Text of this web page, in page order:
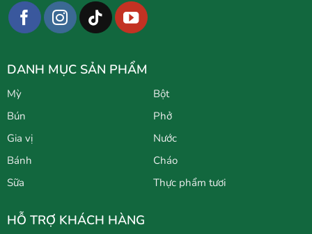
DANH MỤC SẢN PHẨM
Mỳ
Bột
Bún
Phở
Gia vị
Nước
Bánh
Cháo
Sữa
Thực phẩm tươi
HỖ TRỢ KHÁCH HÀNG